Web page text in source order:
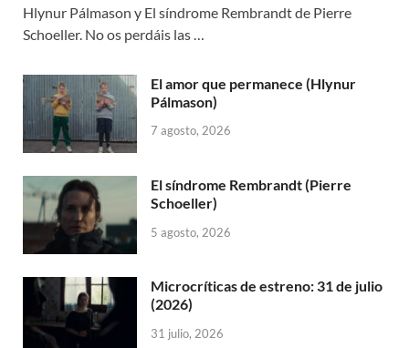
Hlynur Pálmason y El síndrome Rembrandt de Pierre
Schoeller. No os perdáis las …
El amor que permanece (Hlynur
Pálmason)
7 agosto, 2026
El síndrome Rembrandt (Pierre
Schoeller)
5 agosto, 2026
Microcríticas de estreno: 31 de julio
(2026)
31 julio, 2026